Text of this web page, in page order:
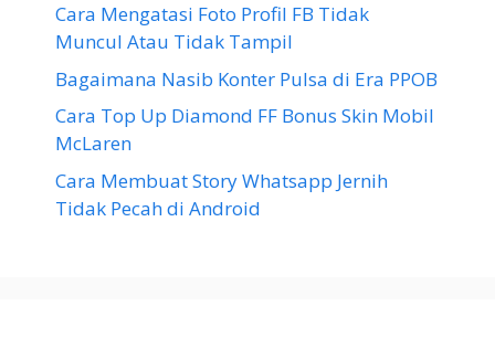
Cara Mengatasi Foto Profil FB Tidak
Muncul Atau Tidak Tampil
Bagaimana Nasib Konter Pulsa di Era PPOB
Cara Top Up Diamond FF Bonus Skin Mobil
McLaren
Cara Membuat Story Whatsapp Jernih
Tidak Pecah di Android